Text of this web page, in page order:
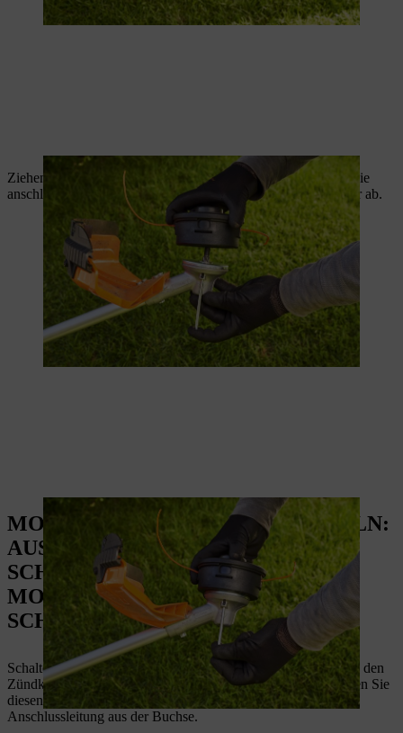
Ziehen Sie den Fadenkopf bei blockierter Welle fest. Ziehen Sie
anschliessend das Werkzeug zum Blockieren der Welle wieder ab.
MOTORSENSE MESSER WECHSELN:
AUSTAUSCH DES
SCHNEIDWERKZEUGS VON
MOTORSENSEN MIT METALL-
SCHNEIDWERKZEUG
Schalten Sie das Gerät aus. Ziehen Sie bei einem Benzingerät
den
Zündkerzenstecker. Bei einer
Motorsense mit Akku
entnehmen Sie
diesen aus dem Akkuschacht beziehungsweise ziehen die
Anschlussleitung aus der Buchse.